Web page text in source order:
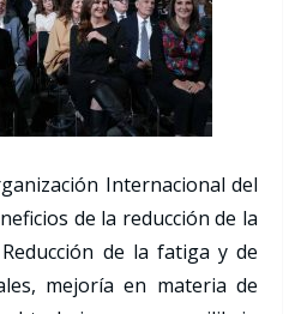
Internacional del
de la reducción de la
de la fatiga y de
mejoría en materia de